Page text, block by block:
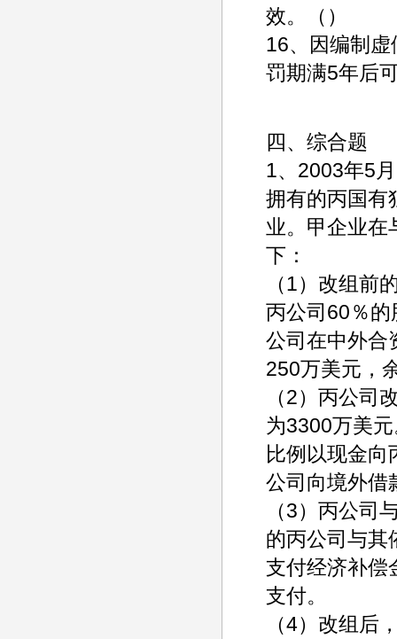
效。（）
16、因编制
罚期满5年后
四、综合题
1、2003年5
拥有的丙国有
业。甲企业在
下：
（1）改组前
丙公司60％
公司在中外合
250万美元，
（2）丙公司
为3300万美
比例以现金向
公司向境外借
（3）丙公司
的丙公司与其
支付经济补偿
支付。
（4）改组后